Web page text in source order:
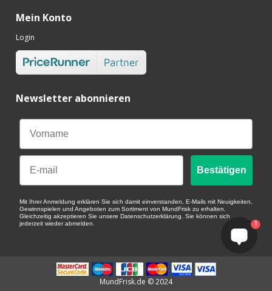
Mein Konto
Login
Newsletter abonnieren
Email
Bestätigen
Mit Ihrer Anmeldung erklären Sie sich damit einverstanden, E-Mails mit Neuigkeiten,
Gewinnspielen und Angeboten zum Sortiment von MundFrisk zu erhalten.
Gleichzeitig akzeptieren Sie unsere Datenschutzerklärung. Sie können sich
jederzeit wieder abmelden.
MundFrisk.de © 2024
1